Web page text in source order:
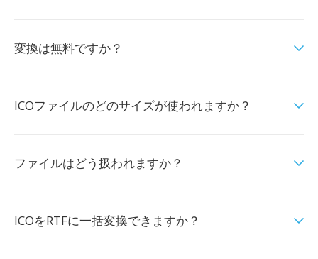
変換は無料ですか？
ICOファイルのどのサイズが使われますか？
ファイルはどう扱われますか？
ICOをRTFに一括変換できますか？